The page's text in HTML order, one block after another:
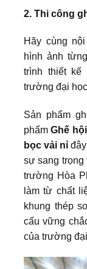
2. Thi công
Hãy cùng
hình ảnh
trình thiết
trường đại
Sản phẩm
phẩmGhế
bọc vải nỉ
sự sang trọng
trường Hòa
làm từ chất
khung thép
cấu vững
của trường